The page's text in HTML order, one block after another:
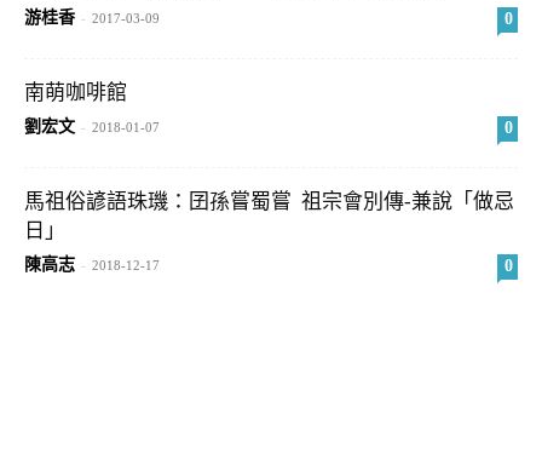
游桂香 - 2017-03-09 0
南萌咖啡館
劉宏文 - 2018-01-07 0
馬祖俗諺語珠璣：囝孫嘗蜀嘗 祖宗會別傳-兼說「做忌
日」
陳高志 - 2018-12-17 0